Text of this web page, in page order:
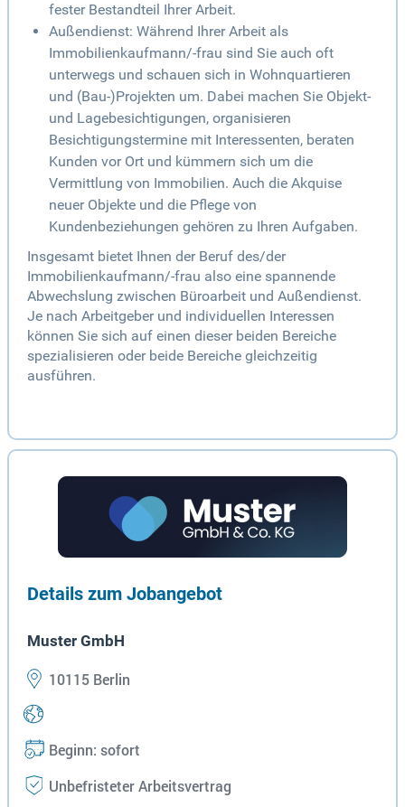
fester Bestandteil Ihrer Arbeit.
Außendienst: Während Ihrer Arbeit als
Immobilienkaufmann/-frau sind Sie auch oft
unterwegs und schauen sich in Wohnquartieren
und (Bau-)Projekten um. Dabei machen Sie Objekt-
und Lagebesichtigungen, organisieren
Besichtigungstermine mit Interessenten, beraten
Kunden vor Ort und kümmern sich um die
Vermittlung von Immobilien. Auch die Akquise
neuer Objekte und die Pflege von
Kundenbeziehungen gehören zu Ihren Aufgaben.
Insgesamt bietet Ihnen der Beruf des/der
Immobilienkaufmann/-frau also eine spannende
Abwechslung zwischen Büroarbeit und Außendienst.
Je nach Arbeitgeber und individuellen Interessen
können Sie sich auf einen dieser beiden Bereiche
spezialisieren oder beide Bereiche gleichzeitig
ausführen.
Details zum Jobangebot
Muster GmbH
10115 Berlin
Beginn: sofort
Unbefristeter Arbeitsvertrag